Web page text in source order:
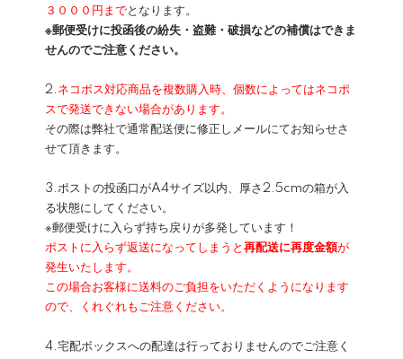
３０００円までとなります。
※郵便受けに投函後の紛失・盗難・破損などの補償はできま
せんのでご注意ください。
2. ネコポス対応商品を複数購入時、個数によってはネコポ
スで発送できない場合があります。
その際は弊社で通常配送便に修正しメールにてお知らせさ
せて頂きます。
3.ポストの投函口がA4サイズ以内、厚さ2.5cmの箱が入
る状態にしてください。
※郵便受けに入らず持ち戻りが多発しています！
ポストに入らず返送になってしまうと 再配送に再度金額が
発生いたします。
この場合お客様に送料のご負担をいただくようになります
ので、くれぐれもご注意ください。
4.宅配ボックスへの配達は行っておりませんのでご注意く